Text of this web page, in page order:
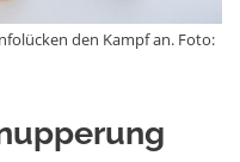
den Kampf an. Foto: